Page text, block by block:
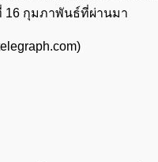
16 กุมภาพันธ์ที่ผ่านมา